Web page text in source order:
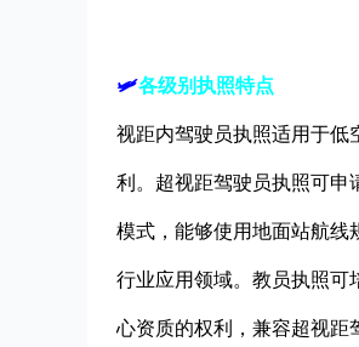
🛩各级别执照特点
视距内驾驶员执照适用于低
利。超视距驾驶员执照可申
模式，能够使用地面站航线
行业应用领域。教员执照可
心资质的权利，兼容超视距